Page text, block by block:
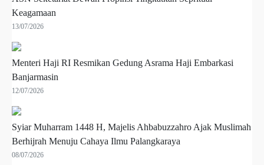
Keagamaan
13/07/2026
Menteri Haji RI Resmikan Gedung Asrama Haji Embarkasi
Banjarmasin
12/07/2026
Syiar Muharram 1448 H, Majelis Ahbabuzzahro Ajak Muslimah
Berhijrah Menuju Cahaya Ilmu Palangkaraya
08/07/2026